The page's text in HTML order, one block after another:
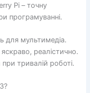
Pi – точну
програмуванні.
для мультимедіа.
реалістично.
тривалій роботі.